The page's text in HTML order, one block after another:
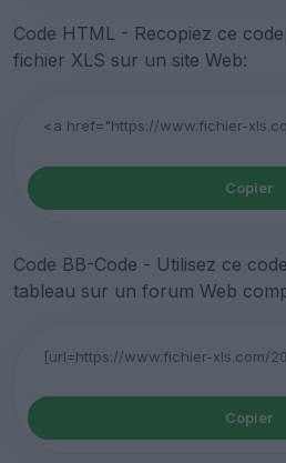
Code HTML - Recopiez ce
fichier XLS sur un site Web:
Copier
Code BB-Code - Utilisez ce
tableau sur un forum Web
Copier